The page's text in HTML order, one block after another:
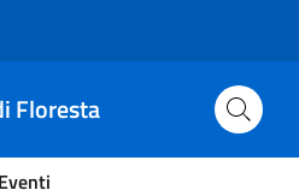
Floresta
Eventi